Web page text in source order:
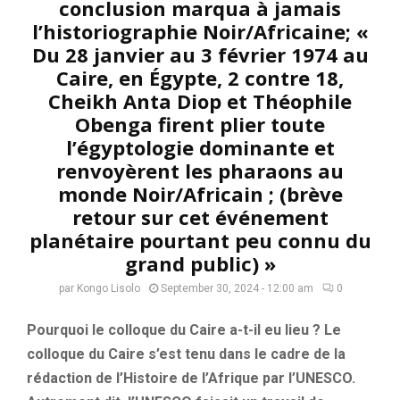
conclusion marqua à jamais
l’historiographie Noir/Africaine; «
Du 28 janvier au 3 février 1974 au
Caire, en Égypte, 2 contre 18,
Cheikh Anta Diop et Théophile
Obenga firent plier toute
l’égyptologie dominante et
renvoyèrent les pharaons au
monde Noir/Africain ; (brève
retour sur cet événement
planétaire pourtant peu connu du
grand public) »
par Kongo Lisolo September 30, 2024 - 12:00 am 0
Pourquoi le colloque du Caire a-t-il eu lieu ? Le
colloque du Caire s’est tenu dans le cadre de la
rédaction de l’Histoire de l’Afrique par l’UNESCO.